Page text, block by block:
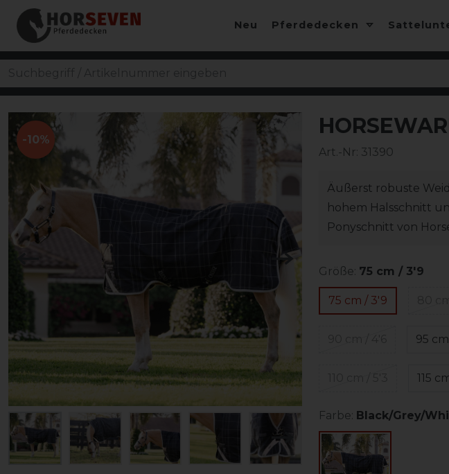
Neu Pferdedecken
-10%
Art.-Nr: 31390
Äußerst robuste
hohem Halsschnitt
Ponyschnitt von
Größe: 75 cm / 3'9
75 cm / 3'9
95
115
Farbe: Black/Grey/